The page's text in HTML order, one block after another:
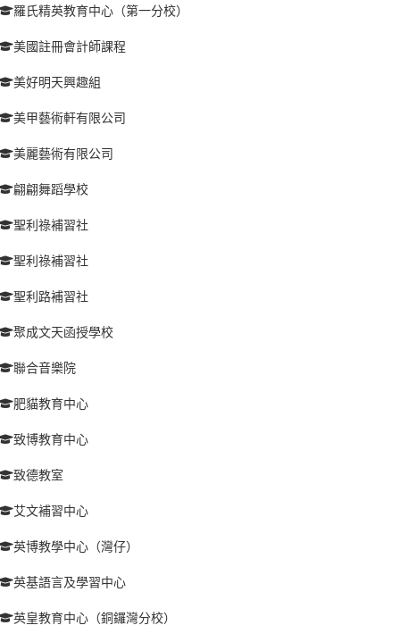
羅氏精英教育中心（第一分校）
美國註冊會計師課程
美好明天興趣組
美甲藝術軒有限公司
美麗藝術有限公司
翩翩舞蹈學校
聖利祿補習社
聖利祿補習社
聖利路補習社
聚成文天函授學校
聯合音樂院
肥貓教育中心
致博教育中心
致德教室
艾文補習中心
英博教學中心（灣仔）
英基語言及學習中心
英皇教育中心（銅鑼灣分校）